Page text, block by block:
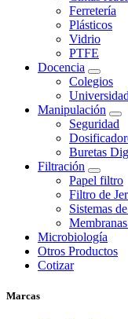
Ferretería
Plásticos
Vidrio
PTFE
Docencia
Colegios
Manipulación
Seguridad
Buretas
Filtración
Papel filtro
Filtro de
Sistemas
Microbiología
Otros Productos
Cotizar
Marcas